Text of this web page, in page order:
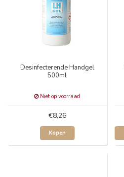
Desinfecterende Handgel
500ml
Niet op voorraad
€8,26
Kopen